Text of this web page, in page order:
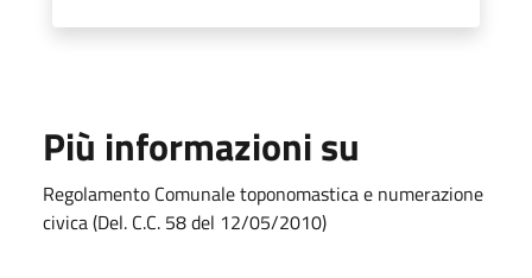
Più informazioni su
Regolamento Comunale toponomastica e numerazione
civica (Del. C.C. 58 del 12/05/2010)